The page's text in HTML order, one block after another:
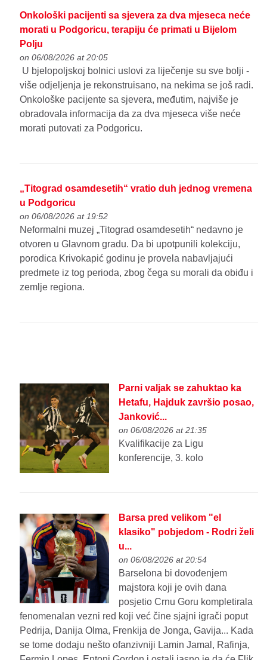
Onkološki pacijenti sa sjevera za dva mjeseca neće
morati u Podgoricu, terapiju će primati u Bijelom
Polju
on 06/08/2026 at 20:05
U bjelopoljskoj bolnici uslovi za liječenje su sve bolji -
više odjeljenja je rekonstruisano, na nekima se još radi.
Onkološke pacijente sa sjevera, međutim, najviše je
obradovala informacija da za dva mjeseca više neće
morati putovati za Podgoricu.
„Titograd osamdesetih“ vratio duh jednog vremena
u Podgoricu
on 06/08/2026 at 19:52
Neformalni muzej „Titograd osamdesetih“ nedavno je
otvoren u Glavnom gradu. Da bi upotpunili kolekciju,
porodica Krivokapić godinu je provela nabavljajući
predmete iz tog perioda, zbog čega su morali da obiđu i
zemlje regiona.
Parni valjak se zahuktao ka
Hetafu, Hajduk završio posao,
Janković...
on 06/08/2026 at 21:35
Kvalifikacije za Ligu
konferencije, 3. kolo
Barsa pred velikom "el
klasiko" pobjedom - Rodri želi
u...
on 06/08/2026 at 20:54
Barselona bi dovođenjem
majstora koji je ovih dana
posjetio Crnu Goru kompletirala
fenomenalan vezni red koji već čine sjajni igrači poput
Pedrija, Danija Olma, Frenkija de Jonga, Gavija... Kada
se tome dodaju nešto ofanzivniji Lamin Jamal, Rafinja,